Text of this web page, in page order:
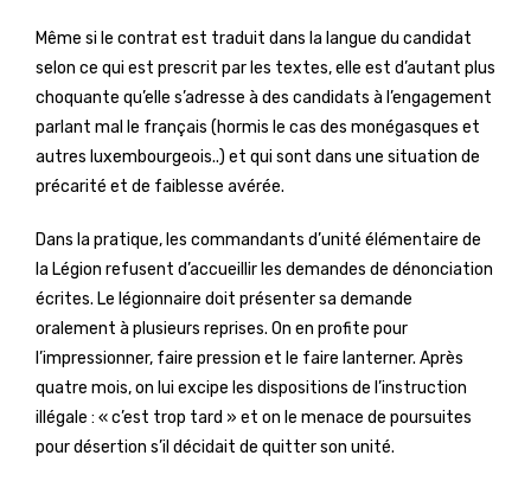
Même si le contrat est traduit dans la langue du candidat
selon ce qui est prescrit par les textes, elle est d’autant plus
choquante qu’elle s’adresse à des candidats à l’engagement
parlant mal le français (hormis le cas des monégasques et
autres luxembourgeois..) et qui sont dans une situation de
précarité et de faiblesse avérée.
Dans la pratique, les commandants d’unité élémentaire de
la Légion refusent d’accueillir les demandes de dénonciation
écrites. Le légionnaire doit présenter sa demande
oralement à plusieurs reprises. On en profite pour
l’impressionner, faire pression et le faire lanterner. Après
quatre mois, on lui excipe les dispositions de l’instruction
illégale : « c’est trop tard » et on le menace de poursuites
pour désertion s’il décidait de quitter son unité.